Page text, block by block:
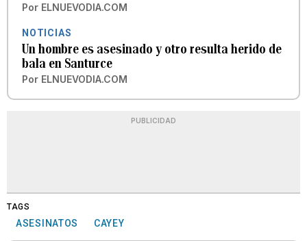
Por ELNUEVODIA.COM
NOTICIAS
Un hombre es asesinado y otro resulta herido de
bala en Santurce
Por ELNUEVODIA.COM
PUBLICIDAD
TAGS
ASESINATOS CAYEY